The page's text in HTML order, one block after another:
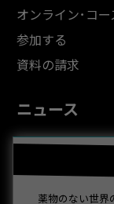
オンライン･コ
参加する
資料の請求
ニュース
薬物のない世